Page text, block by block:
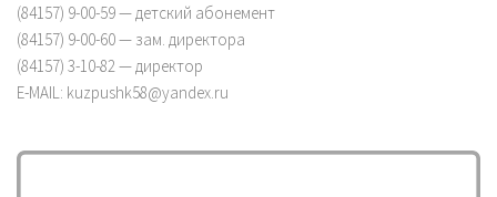
(84157) 9-00-59 — детский абонемент
(84157) 9-00-60 — зам. директора
(84157) 3-10-82 — директор
E-MAIL: kuzpushk58@yandex.ru